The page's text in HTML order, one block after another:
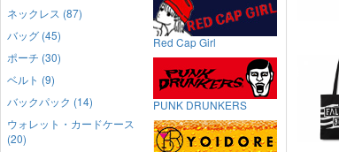
ネックレス (87)
バッグ (45)
ポーチ (30)
ベルト (9)
バックパック (14)
ウォレット・カードケース
(20)
Red Cap Girl
PUNK DRUNKERS